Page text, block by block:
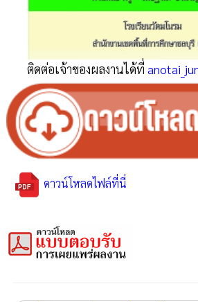
ติดต่อเจ้าของผลงานได้ที่
ดาวน์โหลดไฟล์ที่นี่